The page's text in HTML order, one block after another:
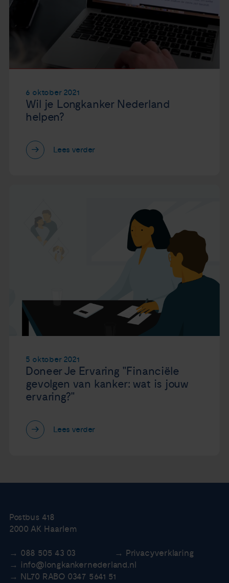
6 oktober 2021
Wil je Longkanker Nederland
helpen?
Lees verder
5 oktober 2021
Doneer Je Ervaring "Financiële
gevolgen van kanker: wat is jouw
ervaring?"
Lees verder
Postbus 418
2000 AK Haarlem
088 505 43 03
Privacyverklaring
info@longkankernederland.nl
NL70 RABO 0347 5641 51